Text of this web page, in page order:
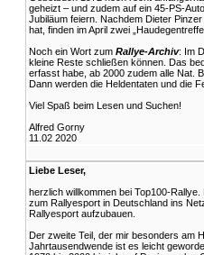
geheizt – und zudem auf ein 45-PS-
Jubiläum feiern. Nachdem Dieter
hat, finden im April zwei
Noch ein Wort zum Rallye-Archiv: Im
kleine Reste schließen können. Das
erfasst habe, ab 2000 zudem alle Nat.
Dann werden die Heldentaten und die
Viel Spaß beim Lesen und Suchen!
Alfred Gorny
11.02 2020
Liebe Leser,
herzlich willkommen bei Top100-
zum Rallyesport in Deutschland ins
Rallyesport aufzubauen.
Der zweite Teil, der mir besonders am
Jahrtausendwende ist es leicht